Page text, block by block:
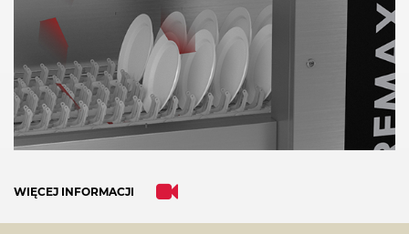
WIĘCEJ INFORMACJI
of technologies used.
Powered by Usercentrics Consent
Management Platform